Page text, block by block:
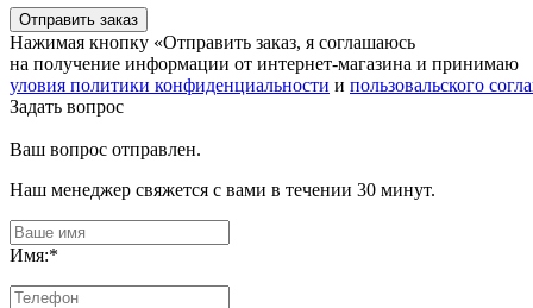
Отправить заказ
Нажимая кнопку «Отправить заказ, я соглашаюсь
на получение информации от интернет-магазина и принимаю
уловия политики конфиденциальности и пользовальского
Задать вопрос
Ваш вопрос отправлен.
Наш менеджер свяжется с вами в течении 30 минут.
Имя:*